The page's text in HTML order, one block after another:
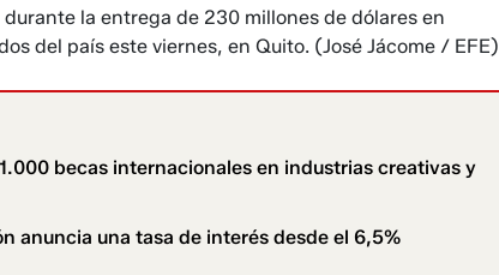
la entrega de 230 millones de dólares en
del país este viernes, en Quito. (José Jácome / EFE)
becas internacionales en industrias creativas y
anuncia una tasa de interés desde el 6,5%